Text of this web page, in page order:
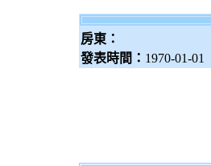
房東：
發表時間： 1970-01-01